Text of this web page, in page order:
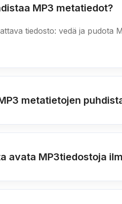
MP3 metatiedot?
tiedosto: vedä ja pudota
metatietojen
avata MP3tiedostoja